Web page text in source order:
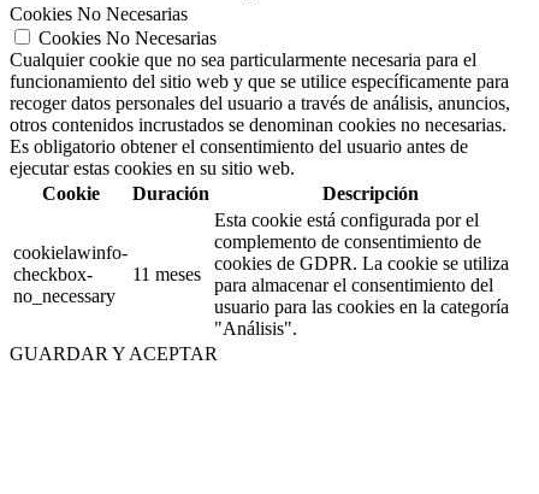
Cookies No Necesarias
Cookies No Necesarias
Cualquier cookie que no sea particularmente necesaria para el
funcionamiento del sitio web y que se utilice específicamente para
recoger datos personales del usuario a través de análisis, anuncios,
otros contenidos incrustados se denominan cookies no necesarias.
Es obligatorio obtener el consentimiento del usuario antes de
ejecutar estas cookies en su sitio web.
Cookie
Duración Descripción
cookielawinfo-
checkbox-
no_necessary
11 meses
Esta cookie está configurada por el
complemento de consentimiento de
cookies de GDPR. La cookie se utiliza
para almacenar el consentimiento del
usuario para las cookies en la categoría
"Análisis".
GUARDAR Y ACEPTAR